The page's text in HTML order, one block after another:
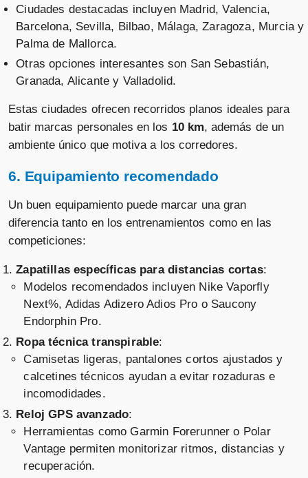
Ciudades destacadas incluyen Madrid, Valencia,
Barcelona, Sevilla, Bilbao, Málaga, Zaragoza, Murcia y
Palma de Mallorca.
Otras opciones interesantes son San Sebastián,
Granada, Alicante y Valladolid.
Estas ciudades ofrecen recorridos planos ideales para
batir marcas personales en los 10 km, además de un
ambiente único que motiva a los corredores.
6. Equipamiento recomendado
Un buen equipamiento puede marcar una gran
diferencia tanto en los entrenamientos como en las
competiciones:
Zapatillas específicas para distancias cortas:
Modelos recomendados incluyen Nike Vaporfly
Next%, Adidas Adizero Adios Pro o Saucony
Endorphin Pro.
Ropa técnica transpirable:
Camisetas ligeras, pantalones cortos ajustados y
calcetines técnicos ayudan a evitar rozaduras e
incomodidades.
Reloj GPS avanzado:
Herramientas como Garmin Forerunner o Polar
Vantage permiten monitorizar ritmos, distancias y
recuperación.